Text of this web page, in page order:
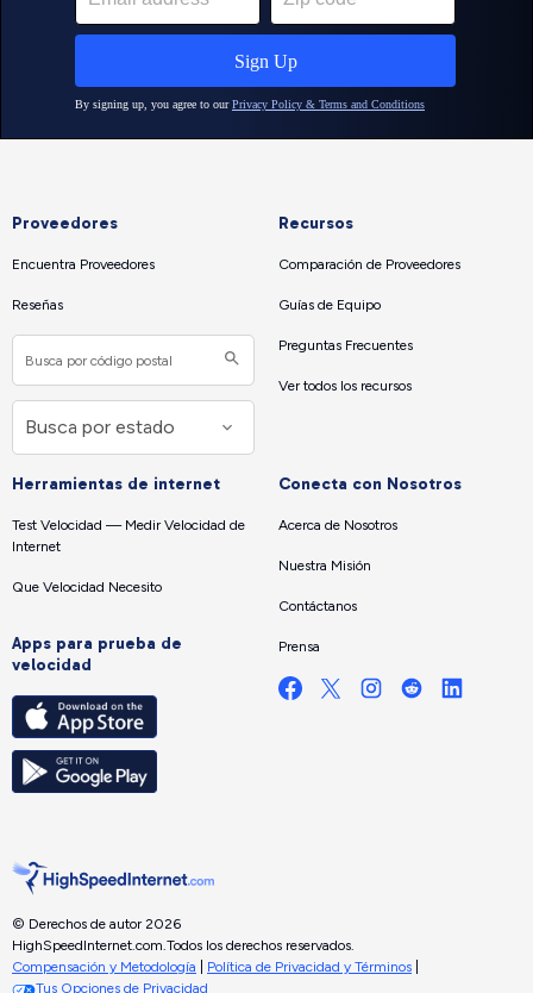
Proveedores
Encuentra Proveedores
Reseñas
Recursos
Comparación de Proveedores
Guías de Equipo
Preguntas Frecuentes
Ver todos los recursos
Herramientas de internet
Test Velocidad — Medir Velocidad de
Internet
Que Velocidad Necesito
Apps para prueba de
velocidad
Conecta con Nosotros
Acerca de Nosotros
Nuestra Misión
Contáctanos
Prensa
© Derechos de autor 2026
HighSpeedInternet.com. Todos los derechos reservados.
Compensación y Metodología
Política de Privacidad y Términos
Tus Opciones de Privacidad